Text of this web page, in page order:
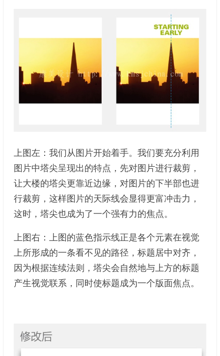
上图左：我们从图片开始着手。我们要充分利用
图片中塔尖呈现出的特点，先对图片进行裁剪，
让大楼的塔尖更靠近边缘，对图片的下半部也进
行裁剪，这样图片的天际线会显得更富冲击力，
这时，塔尖也成为了一个强有力的焦点。
上图右：上图的蓝色指示线正是各个元素在视觉
上所形成的一条看不见的路径，标题居中对齐，
因为根据连续法则，塔尖会自然地与上方的标题
产生视觉联系，同时使标题成为一个版面焦点。